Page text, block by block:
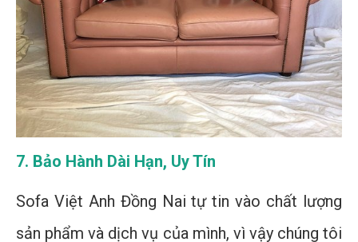
7. Bảo Hành Dài Hạn, Uy Tín
Sofa Việt Anh Đồng Nai tự tin vào chất lượng
sản phẩm và dịch vụ của mình, vì vậy chúng tôi